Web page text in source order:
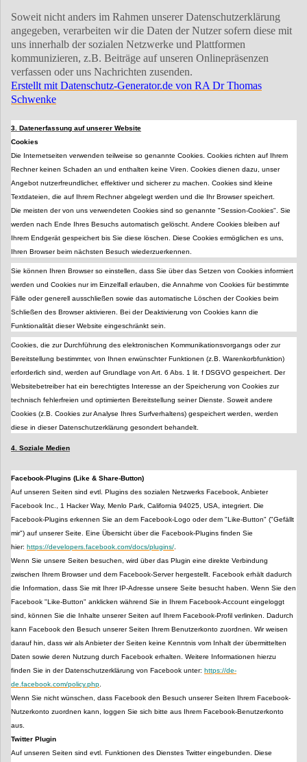
Soweit nicht anders im Rahmen unserer Datenschutzerklärung
angegeben, verarbeiten wir die Daten der Nutzer sofern diese mit
uns innerhalb der sozialen Netzwerke und Plattformen
kommunizieren, z.B. Beiträge auf unseren Onlinepräsenzen
verfassen oder uns Nachrichten zusenden.
Erstellt mit Datenschutz-Generator.de von RA Dr Thomas
Schwenke
3. Datenerfassung auf unserer Website
Cookies
Die Internetseiten verwenden teilweise so genannte Cookies. Cookies richten auf Ihrem
Rechner keinen Schaden an und enthalten keine Viren. Cookies dienen dazu, unser
Angebot nutzerfreundlicher, effektiver und sicherer zu machen. Cookies sind kleine
Textdateien, die auf Ihrem Rechner abgelegt werden und die Ihr Browser speichert.
Die meisten der von uns verwendeten Cookies sind so genannte "Session-Cookies". Sie
werden nach Ende Ihres Besuchs automatisch gelöscht. Andere Cookies bleiben auf
Ihrem Endgerät gespeichert bis Sie diese löschen. Diese Cookies ermöglichen es uns,
Ihren Browser beim nächsten Besuch wiederzuerkennen.
Sie können Ihren Browser so einstellen, dass Sie über das Setzen von Cookies informiert
werden und Cookies nur im Einzelfall erlauben, die Annahme von Cookies für bestimmte
Fälle oder generell ausschließen sowie das automatische Löschen der Cookies beim
Schließen des Browser aktivieren. Bei der Deaktivierung von Cookies kann die
Funktionalität dieser Website eingeschränkt sein.
Cookies, die zur Durchführung des elektronischen Kommunikationsvorgangs oder zur
Bereitstellung bestimmter, von Ihnen erwünschter Funktionen (z.B. Warenkorbfunktion)
erforderlich sind, werden auf Grundlage von Art. 6 Abs. 1 lit. f DSGVO gespeichert. Der
Websitebetreiber hat ein berechtigtes Interesse an der Speicherung von Cookies zur
technisch fehlerfreien und optimierten Bereitstellung seiner Dienste. Soweit andere
Cookies (z.B. Cookies zur Analyse Ihres Surfverhaltens) gespeichert werden, werden
diese in dieser Datenschutzerklärung gesondert behandelt.
4. Soziale Medien
Facebook-Plugins (Like & Share-Button)
Auf unseren Seiten sind evtl. Plugins des sozialen Netzwerks Facebook, Anbieter
Facebook Inc., 1 Hacker Way, Menlo Park, California 94025, USA, integriert. Die
Facebook-Plugins erkennen Sie an dem Facebook-Logo oder dem "Like-Button" ("Gefällt
mir") auf unserer Seite. Eine Übersicht über die Facebook-Plugins finden Sie
hier: https://developers.facebook.com/docs/plugins/.
Wenn Sie unsere Seiten besuchen, wird über das Plugin eine direkte Verbindung
zwischen Ihrem Browser und dem Facebook-Server hergestellt. Facebook erhält dadurch
die Information, dass Sie mit Ihrer IP-Adresse unsere Seite besucht haben. Wenn Sie den
Facebook "Like-Button" anklicken während Sie in Ihrem Facebook-Account eingeloggt
sind, können Sie die Inhalte unserer Seiten auf Ihrem Facebook-Profil verlinken. Dadurch
kann Facebook den Besuch unserer Seiten Ihrem Benutzerkonto zuordnen. Wir weisen
darauf hin, dass wir als Anbieter der Seiten keine Kenntnis vom Inhalt der übermittelten
Daten sowie deren Nutzung durch Facebook erhalten. Weitere Informationen hierzu
finden Sie in der Datenschutzerklärung von Facebook unter: https://de-
de.facebook.com/policy.php.
Wenn Sie nicht wünschen, dass Facebook den Besuch unserer Seiten Ihrem Facebook-
Nutzerkonto zuordnen kann, loggen Sie sich bitte aus Ihrem Facebook-Benutzerkonto
aus.
Twitter Plugin
Auf unseren Seiten sind evtl. Funktionen des Dienstes Twitter eingebunden. Diese